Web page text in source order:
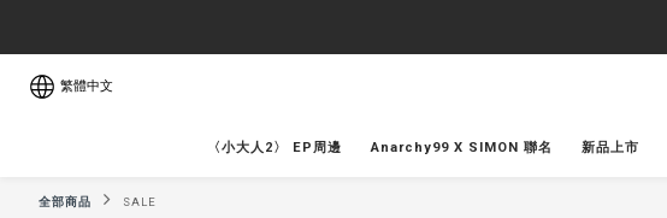
繁體中文
〈小大人2〉 EP周邊 Anarchy99 X SIMON 聯名 新品上市
全部商品 SALE